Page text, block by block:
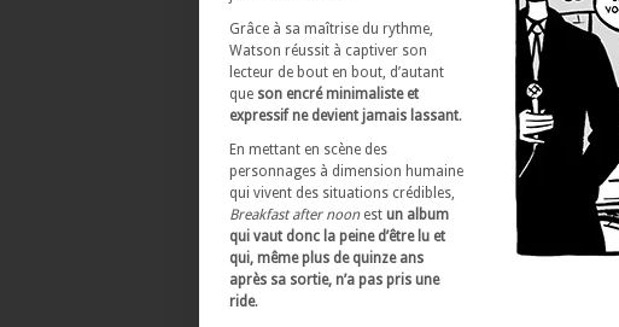
Grâce à sa maîtrise du rythme,
Watson réussit à captiver son
lecteur de bout en bout, d’autant
que son encré minimaliste et
expressif ne devient jamais lassant.
En mettant en scène des
personnages à dimension humaine
qui vivent des situations crédibles,
Breakfast after noonest un album
qui vaut donc la peine d’être lu et
qui, même plus de quinze ans
après sa sortie, n’a pas pris une
ride.